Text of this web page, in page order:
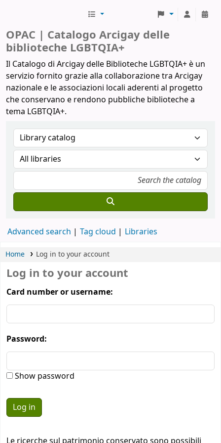
OPAC | Catalogo Arcigay delle
biblioteche LGBTQIA+
Il Catalogo di Arcigay delle Biblioteche LGBTQIA+ è un
servizio fornito grazie alla collaborazione tra Arcigay
nazionale e le associazioni locali aderenti al progetto
che conservano e rendono pubbliche biblioteche a
tema LGBTQIA+.
Advanced search Tag cloud Libraries
Home Log in to your account
Log in to your account
Card number or username:
Password:
Show password